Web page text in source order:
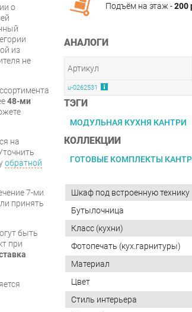
Подъём на этаж -200
АНАЛОГИ
Артикул
u-0262531
ТЭГИ
МОДУЛЬНАЯ КУХНЯ КАНТРИ
КОЛЛЕКЦИИ
ГОТОВЫЕ КОМПЛЕКТЫ
о
из
не
48-ми
на
обратной
7-ми
принять
быть
при
Шкаф под встроенную технику
Бутылочница
Класс (кухни)
Фотопечать (кух.гарнитуры)
Материал
Цвет
Стиль интерьера